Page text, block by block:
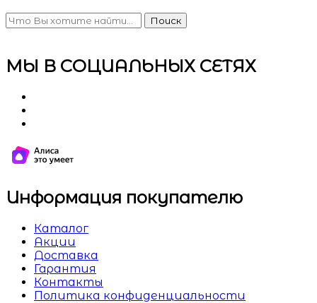
Поиск
МЫ В СОЦИАЛЬНЫХ СЕТЯХ
Информация покупателю
Каталог
Акции
Доставка
Гарантия
Контакты
Политика конфиденциальности